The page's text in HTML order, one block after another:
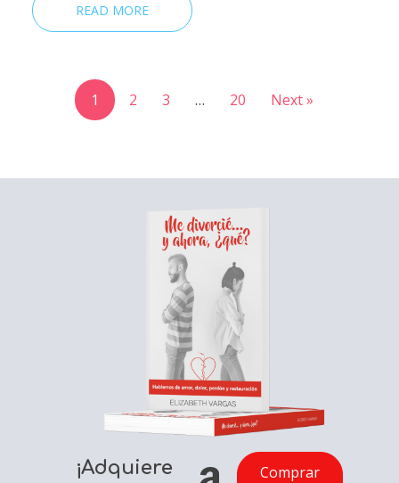
READ MORE
1 2 3 … 20 Next »
¡Adquiere
Comprar